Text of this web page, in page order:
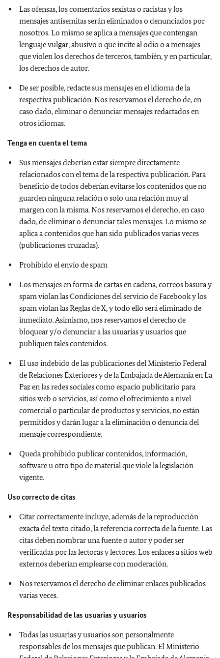
Las ofensas, los comentarios sexistas o racistas y los
mensajes antisemitas serán eliminados o denunciados por
nosotros. Lo mismo se aplica a mensajes que contengan
lenguaje vulgar, abusivo o que incite al odio o a mensajes
que violen los derechos de terceros, también, y en particular,
los derechos de autor.
De ser posible, redacte sus mensajes en el idioma de la
respectiva publicación. Nos reservamos el derecho de, en
caso dado, eliminar o denunciar mensajes redactados en
otros idiomas.
Tenga en cuenta el tema
Sus mensajes deberían estar siempre directamente
relacionados con el tema de la respectiva publicación. Para
beneficio de todos deberían evitarse los contenidos que no
guarden ninguna relación o solo una relación muy al
margen con la misma. Nos reservamos el derecho, en caso
dado, de eliminar o denunciar tales mensajes. Lo mismo se
aplica a contenidos que han sido publicados varias veces
(publicaciones cruzadas).
Prohibido el envío de spam
Los mensajes en forma de cartas en cadena, correos basura y
spam violan las Condiciones del servicio de Facebook y los
spam violan las Reglas de X, y todo ello será eliminado de
inmediato. Asimismo, nos reservamos el derecho de
bloquear y/o denunciar a las usuarias y usuarios que
publiquen tales contenidos.
El uso indebido de las publicaciones del Ministerio Federal
de Relaciones Exteriores y de la Embajada de Alemania en La
Paz en las redes sociales como espacio publicitario para
sitios web o servicios, así como el ofrecimiento a nivel
comercial o particular de productos y servicios, no están
permitidos y darán lugar a la eliminación o denuncia del
mensaje correspondiente.
Queda prohibido publicar contenidos, información,
software u otro tipo de material que viole la legislación
vigente.
Uso correcto de citas
Citar correctamente incluye, además de la reproducción
exacta del texto citado, la referencia correcta de la fuente. Las
citas deben nombrar una fuente o autor y poder ser
verificadas por las lectoras y lectores. Los enlaces a sitios web
externos deberían emplearse con moderación.
Nos reservamos el derecho de eliminar enlaces publicados
varias veces.
Responsabilidad de las usuarias y usuarios
Todas las usuarias y usuarios son personalmente
responsables de los mensajes que publican. El Ministerio